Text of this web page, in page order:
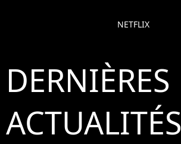
NETFLIX
DERNIÈRES
ACTUALITÉS